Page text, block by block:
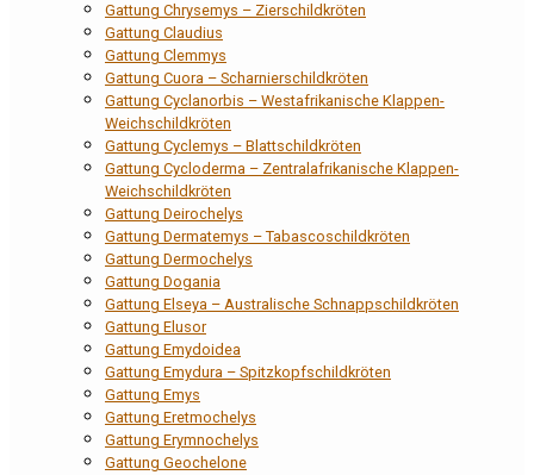
Gattung Chrysemys – Zierschildkröten
Gattung Claudius
Gattung Clemmys
Gattung Cuora – Scharnierschildkröten
Gattung Cyclanorbis – Westafrikanische Klappen-
Weichschildkröten
Gattung Cyclemys – Blattschildkröten
Gattung Cycloderma – Zentralafrikanische Klappen-
Weichschildkröten
Gattung Deirochelys
Gattung Dermatemys – Tabascoschildkröten
Gattung Dermochelys
Gattung Dogania
Gattung Elseya – Australische Schnappschildkröten
Gattung Elusor
Gattung Emydoidea
Gattung Emydura – Spitzkopfschildkröten
Gattung Emys
Gattung Eretmochelys
Gattung Erymnochelys
Gattung Geochelone